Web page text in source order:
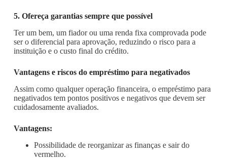
5. Ofereça garantias sempre que possível
Ter um bem, um fiador ou uma renda fixa comprovada pode
ser o diferencial para aprovação, reduzindo o risco para a
instituição e o custo final do crédito.
Vantagens e riscos do empréstimo para negativados
Assim como qualquer operação financeira, o empréstimo para
negativados tem pontos positivos e negativos que devem ser
cuidadosamente avaliados.
Vantagens:
Possibilidade de reorganizar as finanças e sair do
vermelho.